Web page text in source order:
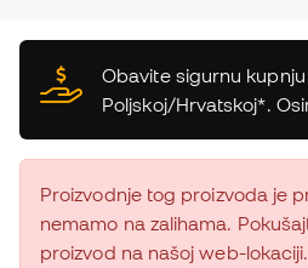
Obavite sigurnu
Poljskoj/Hrvatskoj*.
Proizvodnje tog proizvoda je
nemamo na zalihama.
proizvod na našoj web-lokaciji.